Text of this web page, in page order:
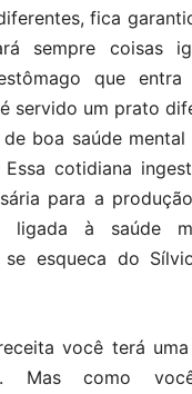
fica
sempre coisas
que entra
servido um prato
boa saúde
Essa cotidiana
para a
ligada à saúde
se esqueca do
você terá
Mas como